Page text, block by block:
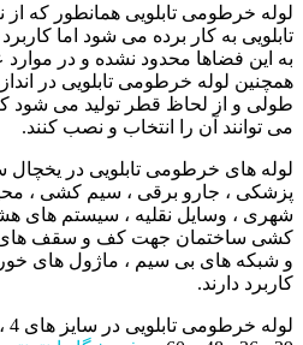
لوله خرطومی تابلویی همانطور که
تابلویی به کار برده می شود اما
به این فضاها محدود نشده و در موارد
همچنین لوله خرطومی تابلویی در
طولی و از لحاظ قطر تولید می شود که
می توانند آن را انتخاب و نصب کنند.
لوله های خرطومی تابلویی در یخچال
پزشکی ، جارو برقی ، سیم کشی ،
شهری ، وسایل نقلیه ، سیستم های
کشی ساختمان جهت کف و سقف های
و شبکه های بی سیم ، ماژول های
کاربرد دارند.